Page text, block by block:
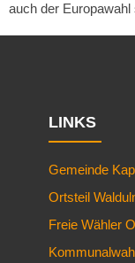
auch der
LINKS
Gemeinde
Ortsteil
Freie Wähler